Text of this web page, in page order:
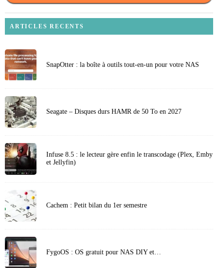
ARTICLES RECENTS
SnapOtter : la boîte à outils tout-en-un pour votre NAS
Seagate – Disques durs HAMR de 50 To en 2027
Infuse 8.5 : le lecteur gère enfin le transcodage (Plex, Emby
et Jellyfin)
Cachem : Petit bilan du 1er semestre
FygoOS : OS gratuit pour NAS DIY et…